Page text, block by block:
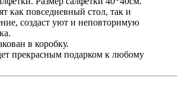
как повседневный стол, так и
создаст уют и неповторимую
в коробку.
прекрасным подарком к любому